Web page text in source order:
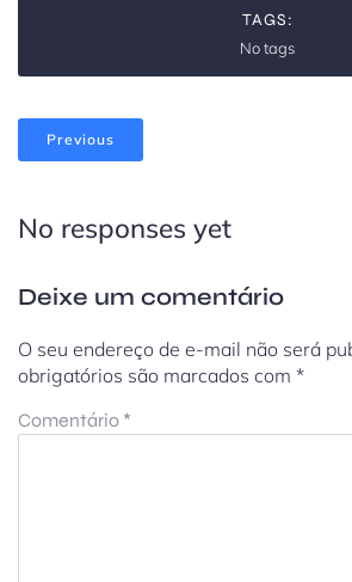
TAGS:
No tags
Previous
No responses yet
Deixe um comentário
O seu endereço de e-mail não será
obrigatórios são marcados com *
Comentário *